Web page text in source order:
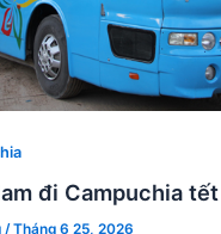
đi Campuchia
/Tháng 6 25, 2026